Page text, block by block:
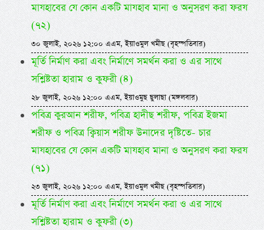
মাযহাবের যে কোন একটি মাযহাব মানা ও অনুসরণ করা ফরয
(৭২)
৩০ জুলাই, ২০২৬ ১২:০০ এএম, ইয়াওমুল খমীছ (বৃহস্পতিবার)
মূর্তি নির্মাণ করা এবং নির্মাণে সমর্থন করা ও এর সাথে
সশ্লিষ্টতা হারাম ও কুফরী (৪)
২৮ জুলাই, ২০২৬ ১২:০০ এএম, ইয়াওমুছ ছুলাছা (মঙ্গলবার)
পবিত্র কুরআন শরীফ, পবিত্র হাদীছ শরীফ, পবিত্র ইজমা
শরীফ ও পবিত্র ক্বিয়াস শরীফ উনাদের দৃষ্টিতে- চার
মাযহাবের যে কোন একটি মাযহাব মানা ও অনুসরণ করা ফরয
(৭১)
২৩ জুলাই, ২০২৬ ১২:০০ এএম, ইয়াওমুল খমীছ (বৃহস্পতিবার)
মূর্তি নির্মাণ করা এবং নির্মাণে সমর্থন করা ও এর সাথে
সশ্লিষ্টতা হারাম ও কুফরী (৩)